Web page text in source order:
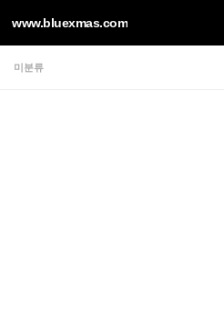
Skip to content
www.bluexmas.com
미분류